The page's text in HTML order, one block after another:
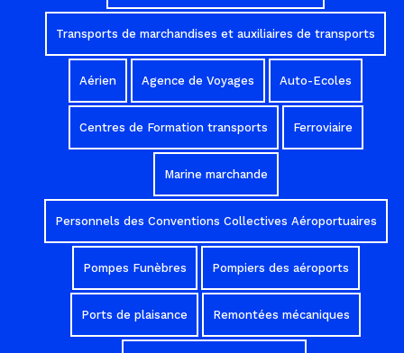
Transports de marchandises et auxiliaires de transports
Aérien Agence de Voyages Auto-Ecoles
Centres de Formation transports Ferroviaire
Marine marchande
Personnels des Conventions Collectives Aéroportuaires
Pompes Funèbres Pompiers des aéroports
Ports de plaisance Remontées mécaniques